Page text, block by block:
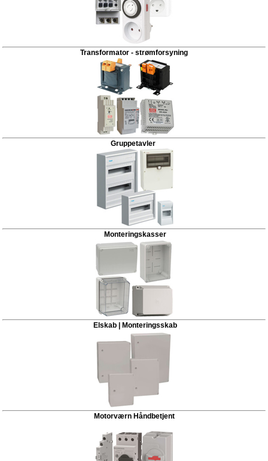
Transformator - strømforsyning
Gruppetavler
Monteringskasser
Elskab | Monteringsskab
Motorværn Håndbetjent